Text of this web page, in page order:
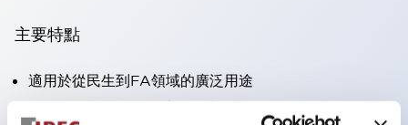
主要特點
適用於從民生到FA領域的廣泛用途